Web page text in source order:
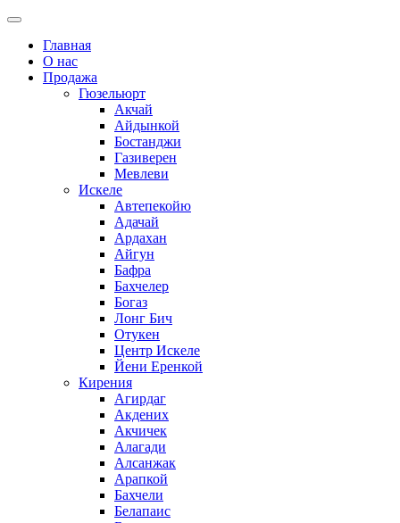
Главная
О нас
Продажа
Гюзельюрт
Акчай
Айдынкой
Бостанджи
Газиверен
Мевлеви
Искеле
Автепекойю
Адачай
Ардахан
Айгун
Бафра
Бахчелер
Богаз
Лонг Бич
Отукен
Центр Искеле
Йени Еренкой
Кирения
Агирдаг
Акдених
Акчичек
Алагади
Алсанжак
Арапкой
Бахчели
Белапаис